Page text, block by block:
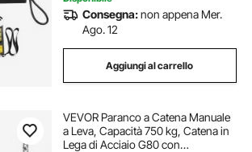
Consegna:non appena Mer.
Ago. 12
Aggiungi al carrello
VEVOR Paranco a Catena Manuale
a Leva, Capacità 750 kg, Catena in
Lega di Acciaio G80 con